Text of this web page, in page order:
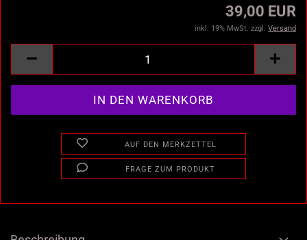
39,00 EUR
inkl. 19% MwSt. zzgl. Versand
AUF DEN MERKZETTEL
FRAGE ZUM PRODUKT